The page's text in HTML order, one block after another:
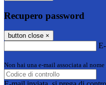
Recupero password
button close ×
Non hai una e-mail associata al